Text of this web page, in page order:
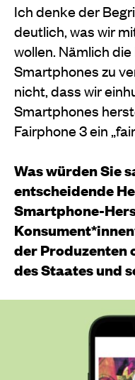
Ich denke der
deutlich, was wir
wollen. Nämlich
Smartphones zu
nicht, dass wir
Smartphones
Fairphone 3 ein
Was würden Sie
entscheidende
Smartphone-
der Produzenten
des Staates und